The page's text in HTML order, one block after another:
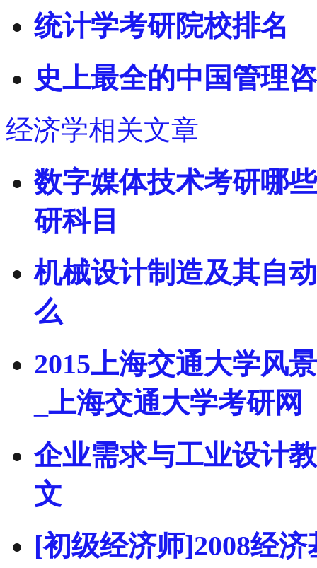
统计学考研院校排名
史上最全的中国管理
经济学相关文章
数字媒体技术考研哪
研科目
机械设计制造及其自
么
2015上海交通大学风
_上海交通大学考研网
企业需求与工业设计
文
[初级经济师]2008经